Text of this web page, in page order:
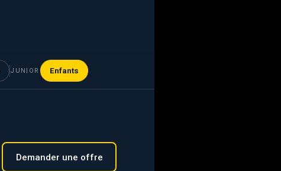
JUNIOR Enfants
Demander une offre